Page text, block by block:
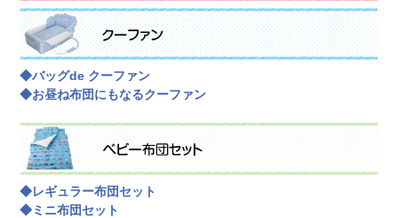
◆バッグde クーファン
◆お昼ね布団にもなるクーファン
◆レギュラー布団セット
◆ミニ布団セット